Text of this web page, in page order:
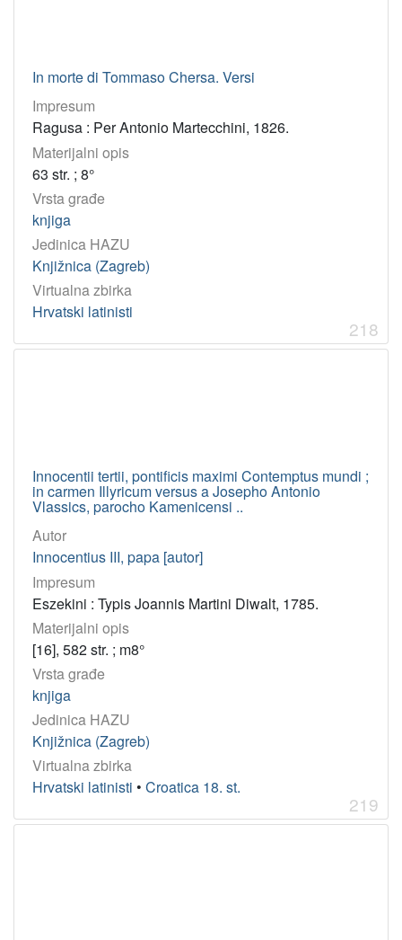
In morte di Tommaso Chersa. Versi
Impresum
Ragusa : Per Antonio Martecchini, 1826.
Materijalni opis
63 str. ; 8°
Vrsta građe
knjiga
Jedinica HAZU
Knjižnica (Zagreb)
Virtualna zbirka
Hrvatski latinisti
218
Innocentii tertii, pontificis maximi Contemptus mundi ;
in carmen Illyricum versus a Josepho Antonio
Vlassics, parocho Kamenicensi ..
Autor
Innocentius III, papa [autor]
Impresum
Eszekini : Typis Joannis Martini Diwalt, 1785.
Materijalni opis
[16], 582 str. ; m8°
Vrsta građe
knjiga
Jedinica HAZU
Knjižnica (Zagreb)
Virtualna zbirka
Hrvatski latinisti • Croatica 18. st.
219